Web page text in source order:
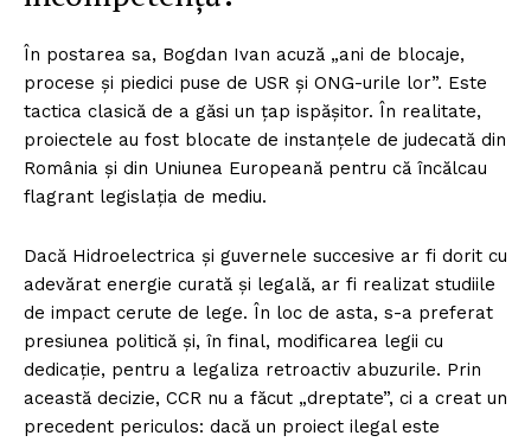
În postarea sa, Bogdan Ivan acuză „ani de blocaje,
procese și piedici puse de USR și ONG-urile lor”. Este
tactica clasică de a găsi un țap ispășitor. În realitate,
proiectele au fost blocate de instanțele de judecată din
România și din Uniunea Europeană pentru că încălcau
flagrant legislația de mediu.
Dacă Hidroelectrica și guvernele succesive ar fi dorit cu
adevărat energie curată și legală, ar fi realizat studiile
de impact cerute de lege. În loc de asta, s-a preferat
presiunea politică și, în final, modificarea legii cu
dedicație, pentru a legaliza retroactiv abuzurile. Prin
această decizie, CCR nu a făcut „dreptate”, ci a creat un
precedent periculos: dacă un proiect ilegal este